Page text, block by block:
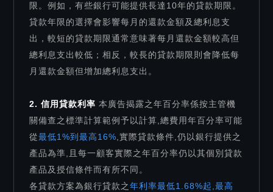
限。例如，有些銀行可能提供長達10年的貸款期限。
貸款年限的選擇會影響每月的還款金額及總利息支
出，較短的貸款期限通常意味著每月還款金額較高但
總利息支出較低；相反，較長的貸款期限則會降低每
月還款金額但增加總利息支出。
2. 信用貸款利率本廣告揭露之年百分率係按主管機
關備查之標準計算範例予以計算,總費用年百分率可能
從最低1%到最高16% ,實際貸款條件,仍以銀行提供之
產品為準,且每一顧客實際之年百分率仍以其個別貸款
產品及授信條件而有所不同。
各貸款方案為銀行貸款之年利率最低1.68%起,最高